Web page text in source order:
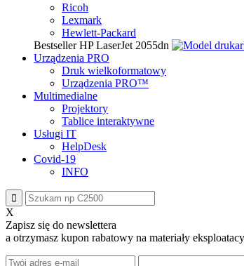
Ricoh
Lexmark
Hewlett-Packard
Bestseller HP LaserJet 2055dn
Urządzenia PRO
Druk wielkoformatowy
Urządzenia PRO™
Multimedialne
Projektory
Tablice interaktywne
Usługi IT
HelpDesk
Covid-19
INFO
X
Zapisz się do newslettera
a otrzymasz kupon rabatowy na materiały